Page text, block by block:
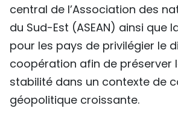
central de l’Association des
du Sud-Est (ASEAN) ainsi que
pour les pays de privilégier le
coopération afin de préserver
stabilité dans un contexte de
géopolitique croissante.